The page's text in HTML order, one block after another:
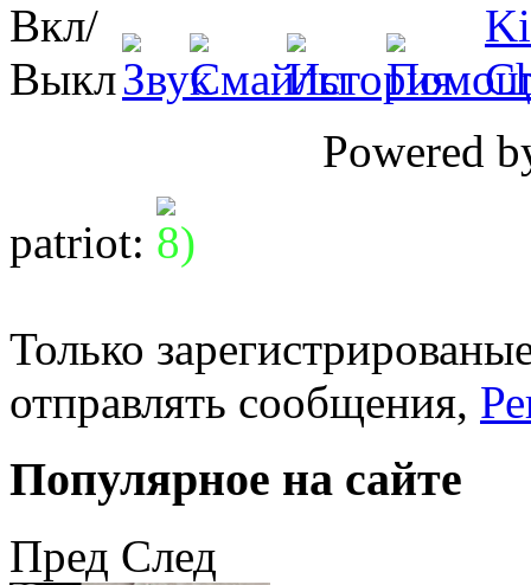
Powered
patriot:
Только
отправлять сообщения,
Популярное на сайте
Пред След